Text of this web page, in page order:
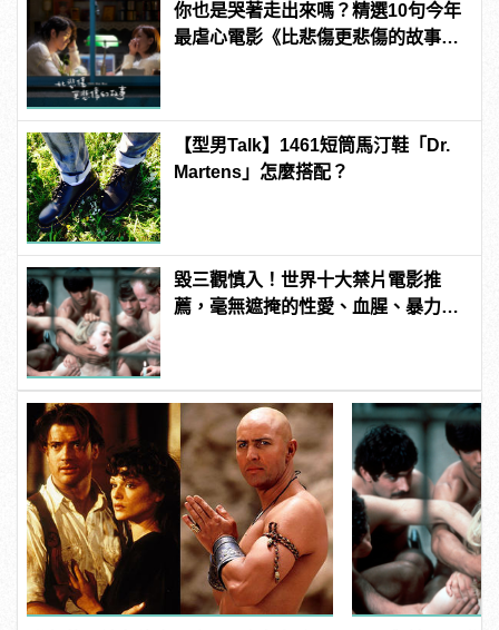
你也是哭著走出來嗎？精選10句今年
最虐心電影《比悲傷更悲傷的故事》
【型男Talk】1461短筒馬汀鞋「Dr.
Martens」怎麼搭配？
毀三觀慎入！世界十大禁片電影推
薦，毫無遮掩的性愛、血腥、暴力、